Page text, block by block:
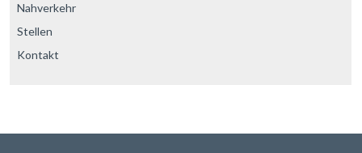
Nahverkehr
Stellen
Kontakt